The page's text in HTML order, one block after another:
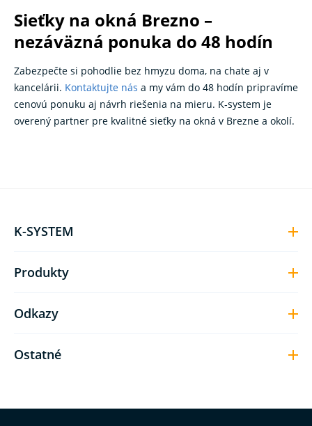
Sieťky na okná Brezno –
nezáväzná ponuka do 48 hodín
Zabezpečte si pohodlie bez hmyzu doma, na chate aj v
kancelárii. Kontaktujte nás a my vám do 48 hodín pripravíme
cenovú ponuku aj návrh riešenia na mieru. K‑system je
overený partner pre kvalitné sieťky na okná v Brezne a okolí.
K-SYSTEM
Produkty
Odkazy
Ostatné